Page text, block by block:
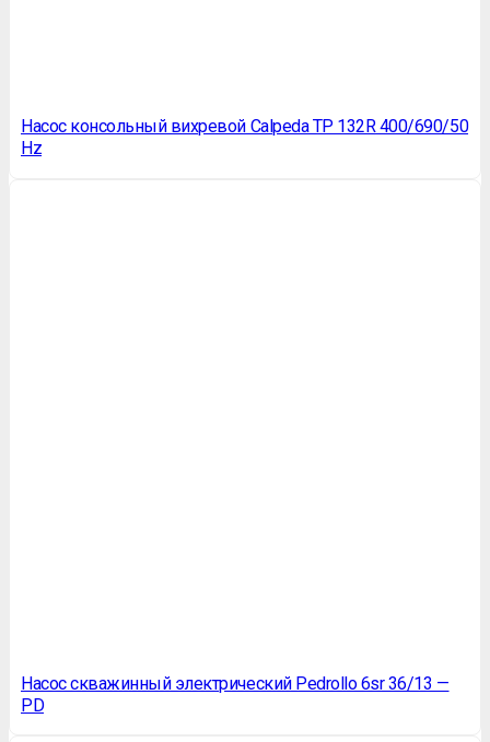
Насос консольный вихревой Calpeda TP 132R 400/690/50
Hz
Насос скважинный электрический Pedrollo 6sr 36/13 —
PD